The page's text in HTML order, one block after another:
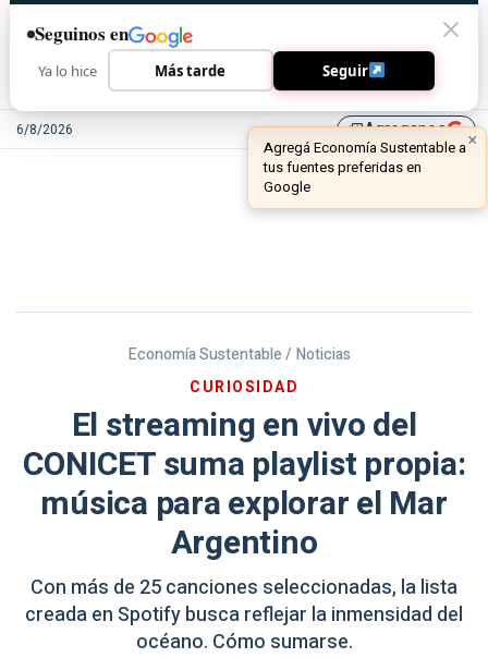
6/8/2026 library_addAgreganos
Economía Sustentable / Noticias
CURIOSIDAD
El streaming en vivo del
CONICET suma playlist propia:
música para explorar el Mar
Argentino
Con más de 25 canciones seleccionadas, la lista
creada en Spotify busca reflejar la inmensidad del
océano. Cómo sumarse.
Seguinos en
Ya lo hice Más tarde Seguir